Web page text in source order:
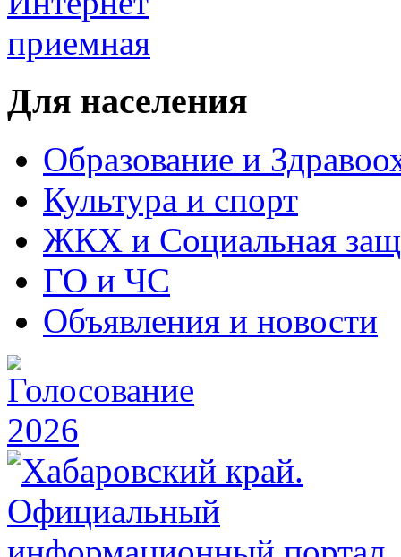
Для населения
Образование и
Культура и спорт
ЖКХ и Социальная
ГО и ЧС
Объявления и новости